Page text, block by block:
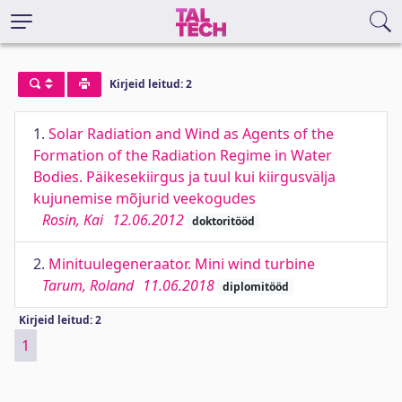
Kirjeid leitud: 2
1. Solar Radiation and Wind as Agents of the
Formation of the Radiation Regime in Water
Bodies. Päikesekiirgus ja tuul kui kiirgusvälja
kujunemise mõjurid veekogudes
Rosin, Kai 12.06.2012 doktoritööd
2. Minituulegeneraator. Mini wind turbine
Tarum, Roland 11.06.2018 diplomitööd
Kirjeid leitud: 2
1